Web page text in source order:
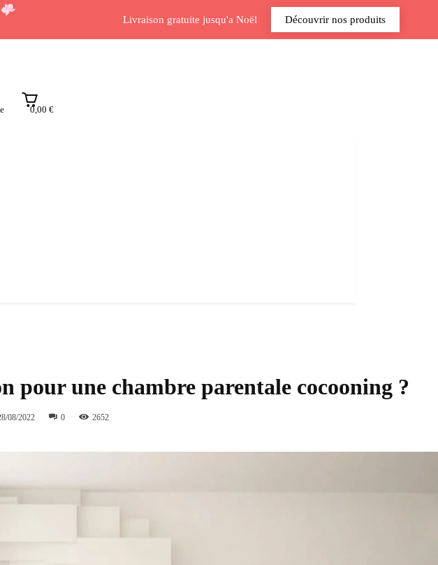
Livraison gratuite jusqu'a Noël Découvrir nos produits
0,00 €
pour une chambre parentale cocooning ?
08/2022 0 2652